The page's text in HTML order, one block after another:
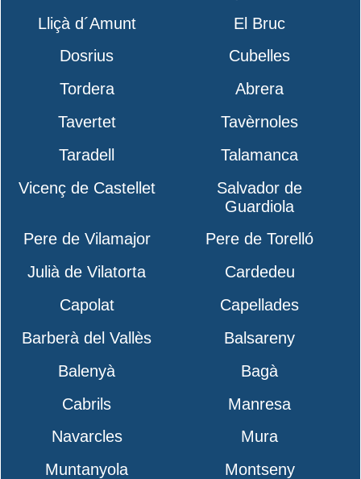
Lliçà d´Amunt
El Bruc
Dosrius
Cubelles
Tordera
Abrera
Tavertet
Tavèrnoles
Taradell
Talamanca
Vicenç de Castellet
Salvador de
Guardiola
Pere de Vilamajor
Pere de Torelló
Julià de Vilatorta
Cardedeu
Capolat
Capellades
Barberà del Vallès
Balsareny
Balenyà
Bagà
Cabrils
Manresa
Navarcles
Mura
Muntanyola
Montseny